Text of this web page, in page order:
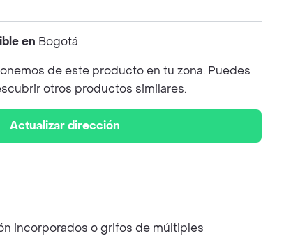
en Bogotá
de este producto en tu zona. Puedes
otros productos similares.
Actualizar dirección
incorporados o grifos de múltiples